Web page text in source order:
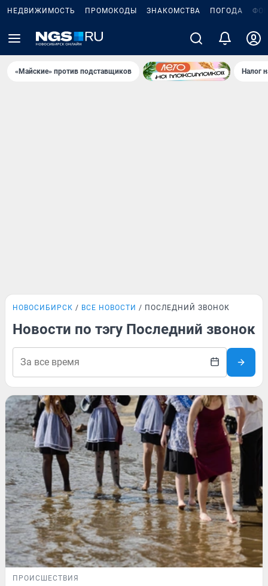
НЕДВИЖИМОСТЬ ПРОМОКОДЫ ЗНАКОМСТВА ПОГОДА
«Майские» против подставщиков Налог
НОВОСИБИРСК ВСЕ НОВОСТИ ПОСЛЕДНИЙ ЗВОНОК
Новости по тэгу Последний звонок
ПРОИСШЕСТВИЯ